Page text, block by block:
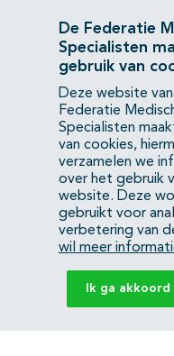
Privacyverklaring
Contact
Mercatorlaan 1200
3528 BL Utrecht
(088) 505 34 34
YouTubeLinkedIn
KvK Federatie Medisch
Privacyverklaring
De Federatie
Specialisten
gebruik van
Deze website
Federatie
Specialisten
van cookies,
verzamelen we
over het gebruik
website. Deze
gebruikt voor
verbetering van
wil meer
Ik ga akkoord